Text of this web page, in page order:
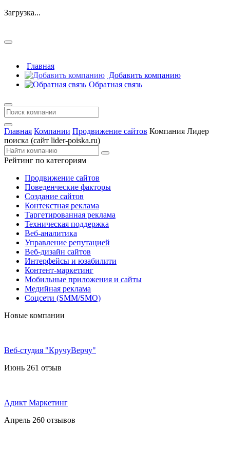
Загрузка...
Главная
Добавить компанию
Обратная связь
Главная Компании Продвижение сайтов Компания Лидер
поиска (сайт lider-poiska.ru)
Рейтинг по категориям
Продвижение сайтов
Поведенческие факторы
Создание сайтов
Контекстная реклама
Таргетированная реклама
Техническая поддержка
Веб-аналитика
Управление репутацией
Веб-дизайн сайтов
Интерфейсы и юзабилити
Контент-маркетинг
Мобильные приложения и сайты
Медийная реклама
Соцсети (SMM/SMO)
Новые компании
Веб-студия "КручуВерчу"
Июнь 261 отзыв
Адикт Маркетинг
Апрель 260 отзывов